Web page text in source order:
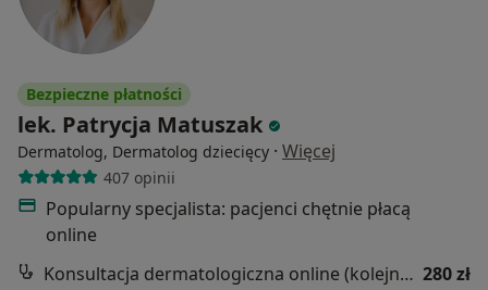
Bezpieczne płatności
lek. Patrycja Matuszak
Dermatolog, Dermatolog dziecięcy · Więcej
407 opinii
Popularny specjalista: pacjenci chętnie płacą
online
Konsultacja dermatologiczna online (kolejna wizyta) 280 zł